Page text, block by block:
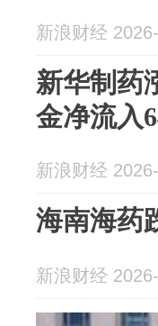
新浪财经
新华制药
金净流入
新浪财经
海南海药
新浪财经